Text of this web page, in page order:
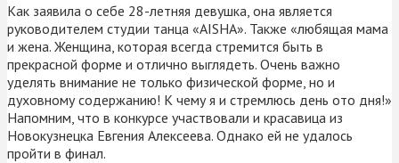
Как заявила о себе 28-летняя девушка, она является
руководителем студии танца «AISHA». Также «любящая мама
и жена. Женщина, которая всегда стремится быть в
прекрасной форме и отлично выглядеть. Очень важно
уделять внимание не только физической форме, но и
духовному содержанию! К чему я и стремлюсь день ото дня!»
Напомним, что в конкурсе участвовали и красавица из
Новокузнецка Евгения Алексеева. Однако ей не удалось
пройти в финал.